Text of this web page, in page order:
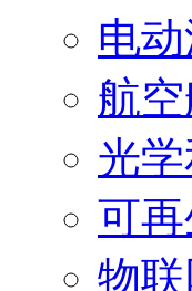
电
航
光
可
物联